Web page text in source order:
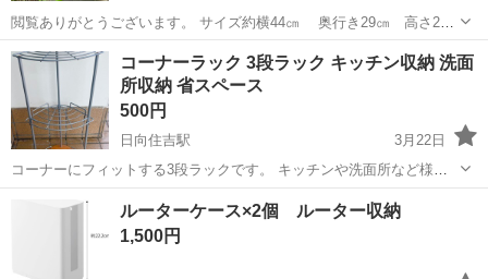
閲覧ありがとうございます。 サイズ約横44㎝ 奥行き29㎝ 高さ29
㎝ 中古になります。 サビ、傷あります。
宮崎 都城市 都城駅 収納家具 ブリキ
コーナーラック 3段ラック キッチン収納 洗面
所収納 省スペース
500円
日向住吉駅
3月22日
コーナーにフィットする3段ラックです。 キッチンや洗面所など様々
な場所で使えます。 【サイズ】約高さ55cm×幅30cm×奥行き25cm
【素材】金属、木製 使用に伴う小傷や汚れがあります。 写真でご確認
ください。 不...
宮崎市 日向住吉駅 収納家具 ラック
ルーターケース×2個 ルーター収納
1,500円